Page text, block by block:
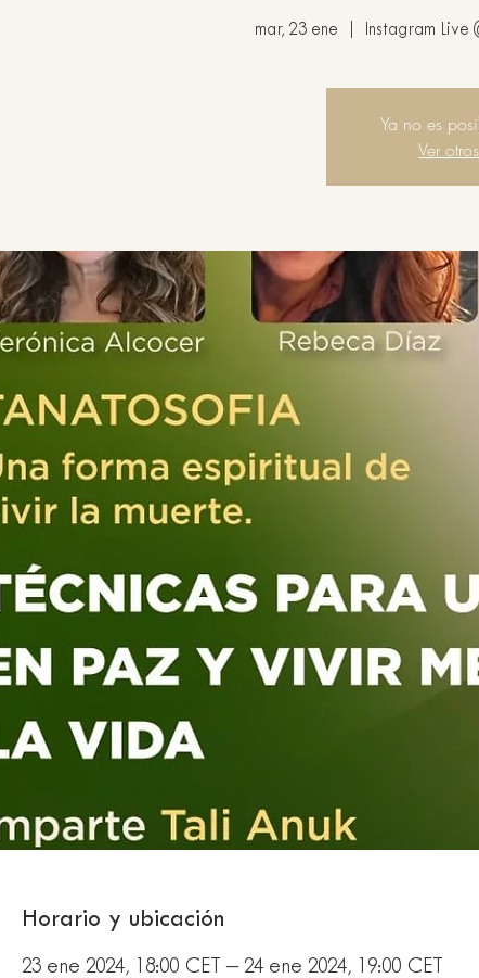
mar, 23 ene Instagram
Ya no es
Ver
Horario y ubicación
23 ene 2024, 18:00 CET – 24 ene 2024, 19:00 CET